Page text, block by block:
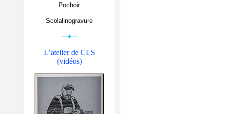
Pochoir
Scolalinogravure
—♦—
L’atelier de CLS
(vidéos)